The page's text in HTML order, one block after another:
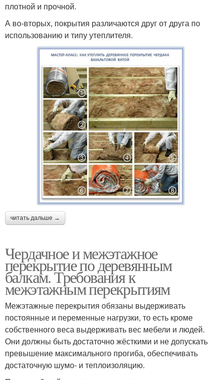
плотной и прочной.
А во-вторых, покрытия различаются друг от друга по
использованию и типу утеплителя.
читать дальше →
Чердачное и межэтажное
перекрытие по деревянным
балкам. Требования к
межэтажным перекрытиям
Межэтажные перекрытия обязаны выдерживать
постоянные и переменные нагрузки, то есть кроме
собственного веса выдерживать вес мебели и людей.
Они должны быть достаточно жёсткими и не допускать
превышение максимального прогиба, обеспечивать
достаточную шумо- и теплоизоляцию.